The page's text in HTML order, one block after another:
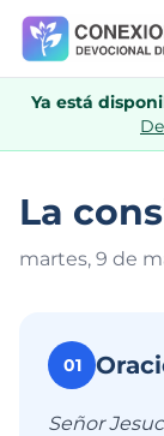
Ya está
La
martes, 9 de
01
Señor